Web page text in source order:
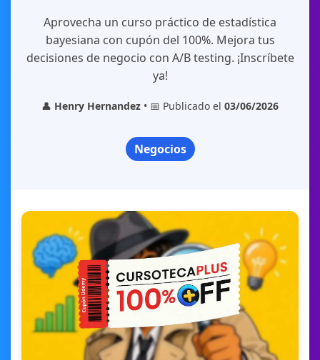
Aprovecha un curso práctico de estadística
bayesiana con cupón del 100%. Mejora tus
decisiones de negocio con A/B testing. ¡Inscríbete
ya!
👤 Henry Hernandez • 📅 Publicado el 03/06/2026
Negocios